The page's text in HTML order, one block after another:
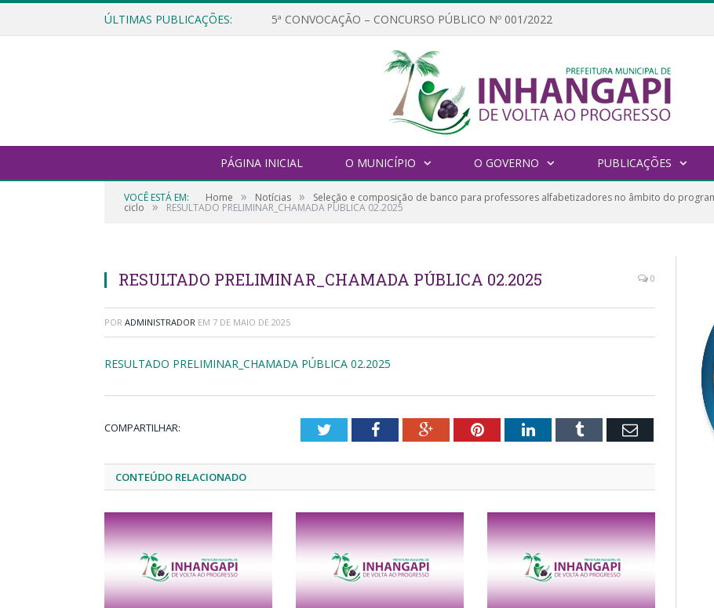
ÚLTIMAS PUBLICAÇÕES: 5ª CONVOCAÇÃO – CONCURSO PÚBLICO Nº 001/2022
PÁGINA INICIAL O MUNICÍPIO O GOVERNO PUBLICAÇÕES
VOCÊ ESTÁ EM: Home » Notícias » Seleção e composição de banco para professores alfabetizadores no âmbito do
ciclo » RESULTADO PRELIMINAR_CHAMADA PÚBLICA 02.2025
RESULTADO PRELIMINAR_CHAMADA PÚBLICA 02.2025 0
POR ADMINISTRADOR EM 7 DE MAIO DE 2025
RESULTADO PRELIMINAR_CHAMADA PÚBLICA 02.2025
COMPARTILHAR: TwitterFacebookGoogle+PinterestLinkedInTumblr Email
CONTEÚDO RELACIONADO